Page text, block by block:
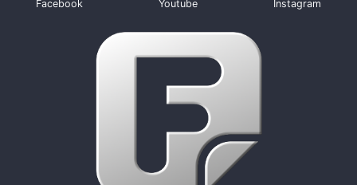
Facebook Youtube Instagram